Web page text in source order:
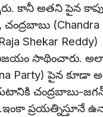
కానీ అతని పైన కాపు
చంద్రబాబు (Chandra
Shekar Reddy)
విజయం సాథించారు.
Party) పైన కూడా
చంద్రబాబు-జగన్
ప్రయత్నిస్తూనే